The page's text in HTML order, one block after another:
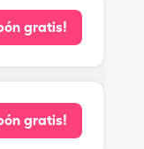
gratis!
gratis!